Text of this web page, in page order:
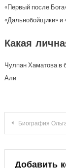
«Первый после
«Дальнобойщики» и
Какая
Чулпан Хаматова в
Али
по
Биография Ольга Форш — от детства до великих
Добавить